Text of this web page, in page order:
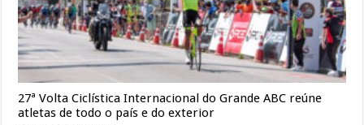
27ª Volta Ciclística Internacional do Grande ABC reúne
atletas de todo o país e do exterior